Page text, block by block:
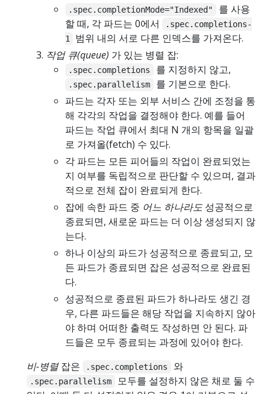
.spec.completionMode="Indexed"
를 사용
할 때, 각 파드는 0에서
.spec.completions-
1
범위 내의 서로 다른 인덱스를 가져온다.
작업 큐(queue) 가 있는 병렬 잡:
.spec.completions 를 지정하지 않고,
.spec.parallelism
를 기본으로 한다.
파드는 각자 또는 외부 서비스 간에 조정을 통
해 각각의 작업을 결정해야 한다. 예를 들어
파드는 작업 큐에서 최대 N 개의 항목을 일괄
로 가져올(fetch) 수 있다.
각 파드는 모든 피어들의 작업이 완료되었는
지 여부를 독립적으로 판단할 수 있으며, 결과
적으로 전체 잡이 완료되게 한다.
잡에 속한 파드 중 어느 하나라도 성공적으로
종료되면, 새로운 파드는 더 이상 생성되지 않
는다.
하나 이상의 파드가 성공적으로 종료되고, 모
든 파드가 종료되면 잡은 성공적으로 완료된
다.
성공적으로 종료된 파드가 하나라도 생긴 경
우, 다른 파드들은 해당 작업을 지속하지 않아
야 하며 어떠한 출력도 작성하면 안 된다. 파
드들은 모두 종료되는 과정에 있어야 한다.
비-병렬잡은 .spec.completions 와
.spec.parallelism
모두를 설정하지 않은 채로 둘 수